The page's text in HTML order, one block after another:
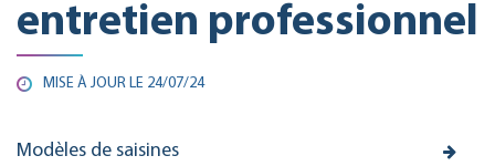
entretien professionnel
MISE À JOUR LE 24/07/24
Modèles de saisines